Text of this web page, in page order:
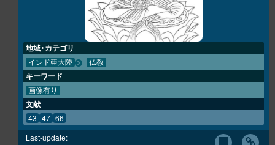
地域・カテゴリ
インド亜大陸 仏教
キーワード
画像有り
文献
43 47 66
Last-update: